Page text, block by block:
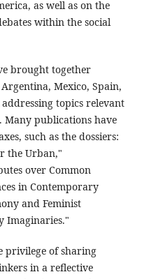
as well as on the
within the social
brought together
Mexico, Spain,
topics relevant
publications have
such as the dossiers:
the Urban,"
over Common
in Contemporary
and Feminist
Imaginaries."
privilege of sharing
in a reflective